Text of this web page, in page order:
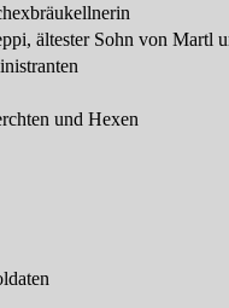
ältester Sohn von Martl
und Hexen